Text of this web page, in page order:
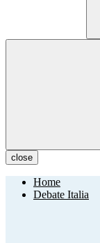
close
Home
Debate Italia